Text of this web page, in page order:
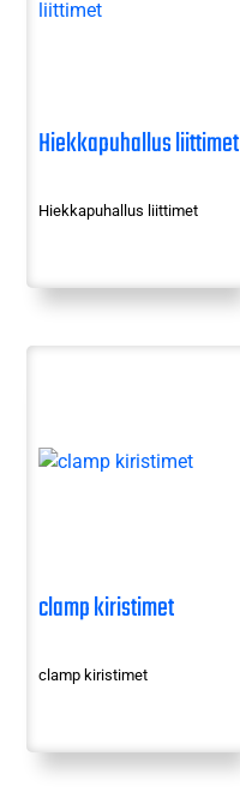
Hiekkapuhallus liittimet
Hiekkapuhallus liittimet
clamp kiristimet
clamp kiristimet